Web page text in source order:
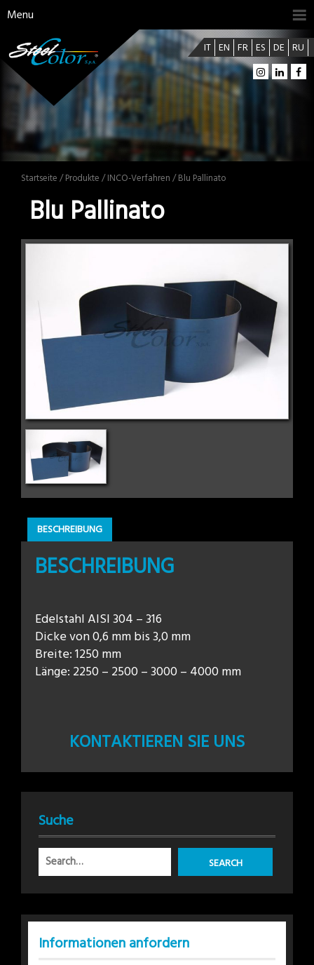
Menu
IT EN FR ES DE RU
Startseite /Produkte /INCO-Verfahren / Blu Pallinato
Blu Pallinato
BESCHREIBUNG
BESCHREIBUNG
Edelstahl AISI 304 – 316
Dicke von 0,6 mm bis 3,0 mm
Breite: 1250 mm
Länge: 2250 – 2500 – 3000 – 4000 mm
KONTAKTIEREN SIE UNS
Suche
Informationen anfordern